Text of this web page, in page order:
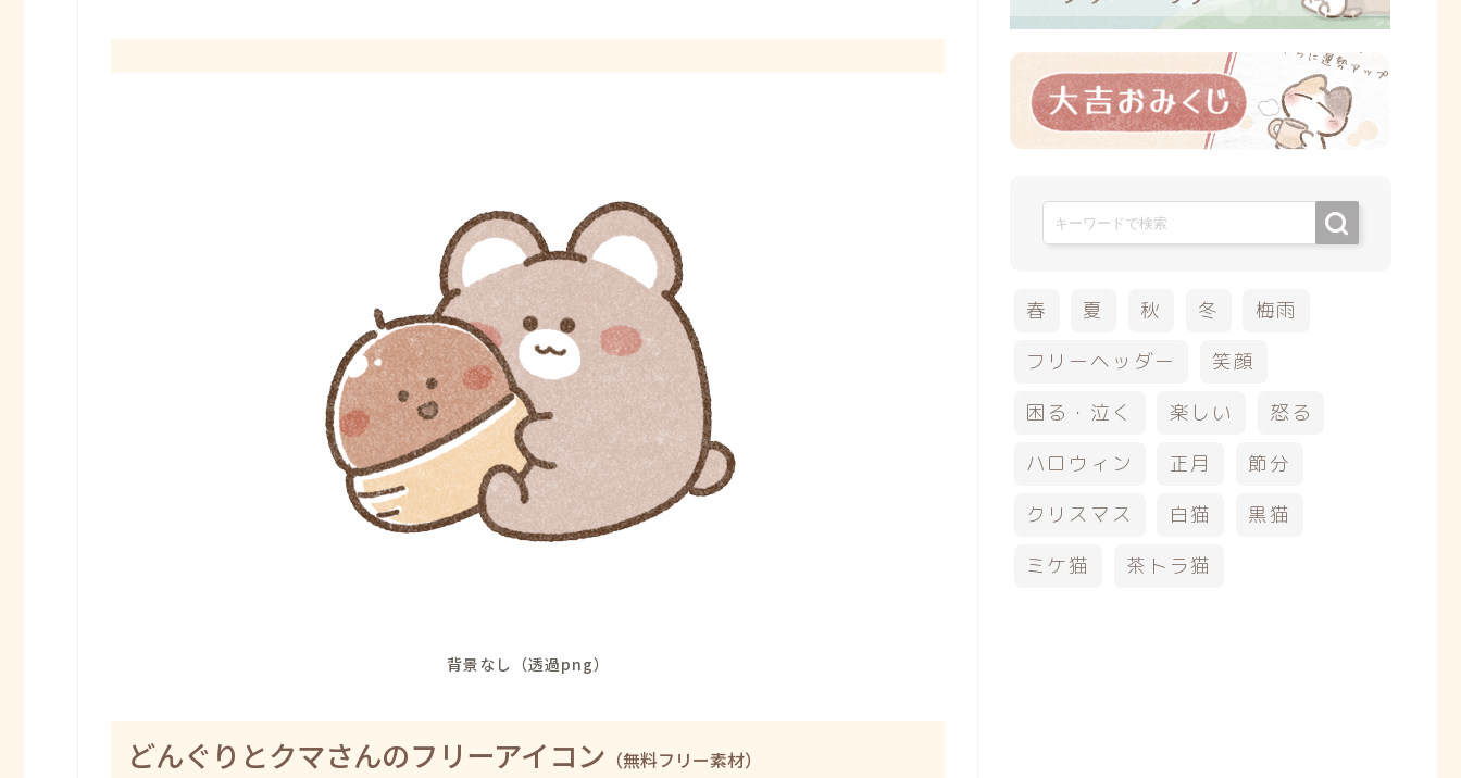
背景なし（透過png）
どんぐりとクマさんのフリーアイコン （無料フリー素材）
春 夏 秋 冬
梅雨
フリーヘッダー
笑顔
困る・泣く
楽しい
怒る
ハロウィン
正月
節分
クリスマス
白猫
黒猫
ミケ猫
茶トラ猫